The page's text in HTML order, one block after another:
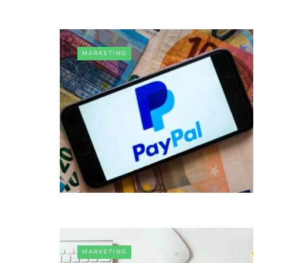
MARKETING
MARKETING